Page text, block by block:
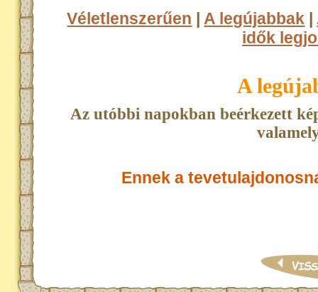
Véletlenszerűen | A legújabbak |
idők
A
Az utóbbi napokban beérkezett
Ennek a